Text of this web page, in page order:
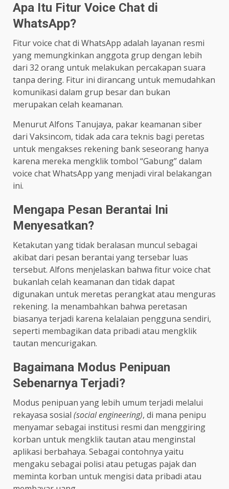
Apa Itu Fitur Voice Chat di
WhatsApp?
Fitur voice chat di WhatsApp adalah layanan resmi
yang memungkinkan anggota grup dengan lebih
dari 32 orang untuk melakukan percakapan suara
tanpa dering. Fitur ini dirancang untuk memudahkan
komunikasi dalam grup besar dan bukan
merupakan celah keamanan.
Menurut Alfons Tanujaya, pakar keamanan siber
dari Vaksincom, tidak ada cara teknis bagi peretas
untuk mengakses rekening bank seseorang hanya
karena mereka mengklik tombol “Gabung” dalam
voice chat WhatsApp yang menjadi viral belakangan
ini.
Mengapa Pesan Berantai Ini
Menyesatkan?
Ketakutan yang tidak beralasan muncul sebagai
akibat dari pesan berantai yang tersebar luas
tersebut. Alfons menjelaskan bahwa fitur voice chat
bukanlah celah keamanan dan tidak dapat
digunakan untuk meretas perangkat atau menguras
rekening. Ia menambahkan bahwa peretasan
biasanya terjadi karena kelalaian pengguna sendiri,
seperti membagikan data pribadi atau mengklik
tautan mencurigakan.
Bagaimana Modus Penipuan
Sebenarnya Terjadi?
Modus penipuan yang lebih umum terjadi melalui
rekayasa sosial (social engineering), di mana penipu
menyamar sebagai institusi resmi dan menggiring
korban untuk mengklik tautan atau menginstal
aplikasi berbahaya. Sebagai contohnya yaitu
mengaku sebagai polisi atau petugas pajak dan
meminta korban untuk mengisi data pribadi atau